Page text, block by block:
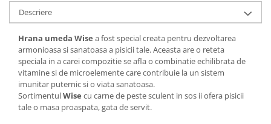
Descriere
Hrana umeda Wise a fost special creata pentru dezvoltarea
armonioasa si sanatoasa a pisicii tale. Aceasta are o reteta
speciala in a carei compozitie se afla o combinatie echilibrata de
vitamine si de microelemente care contribuie la un sistem
imunitar puternic si o viata sanatoasa.
SortimentulWise cu carne de peste sculent in sos ii ofera pisicii
tale o masa proaspata, gata de servit.